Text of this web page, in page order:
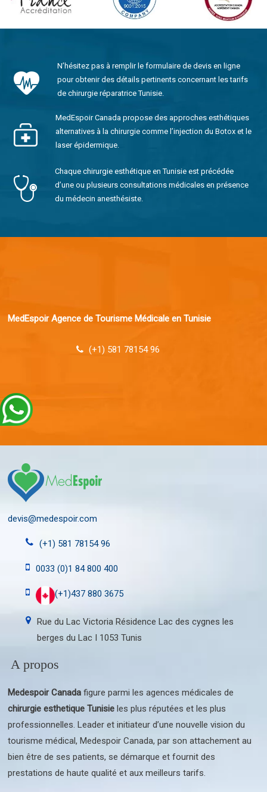
N’hésitez pas à remplir le formulaire de devis en ligne
pour obtenir des détails pertinents concernant les tarifs
de chirurgie réparatrice Tunisie.
MedEspoir Canada propose des approches esthétiques
alternatives à la chirurgie comme l’injection du Botox et le
laser épidermique.
Chaque chirurgie esthétique en Tunisie est précédée
d’une ou plusieurs consultations médicales en présence
du médecin anesthésiste.
MedEspoir Agence de Tourisme Médicale en Tunisie
(+1) 581 78154 96
devis@medespoir.com
(+1) 581 78154 96
0033 (0)1 84 800 400
(+1)437 880 3675
Rue du Lac Victoria Résidence Lac des cygnes les
berges du Lac I 1053 Tunis
A propos
Medespoir Canada figure parmi les agences médicales de
chirurgie esthetique Tunisie les plus réputées et les plus
professionnelles. Leader et initiateur d’une nouvelle vision du
tourisme médical, Medespoir Canada, par son attachement au
bien être de ses patients, se démarque et fournit des
prestations de haute qualité et aux meilleurs tarifs.